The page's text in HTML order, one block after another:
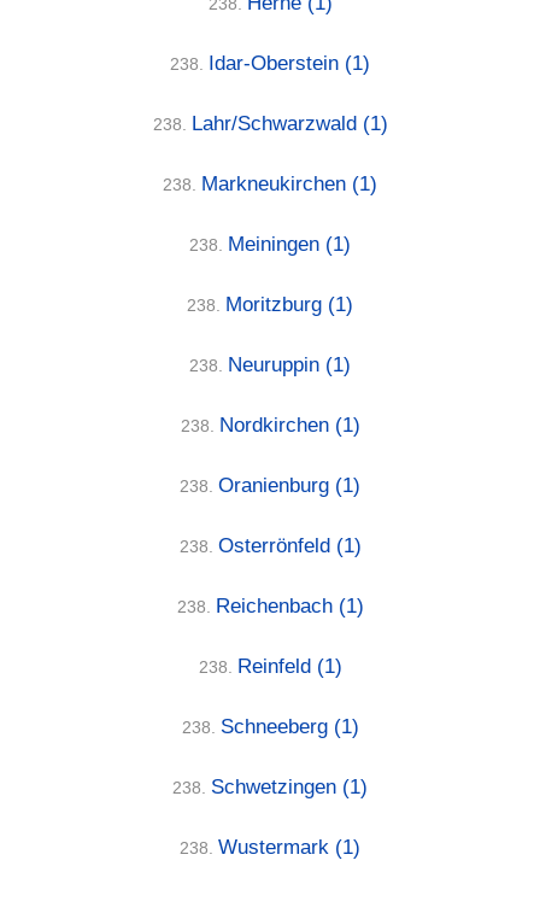
238.
238. Idar-Oberstein (1)
238. Lahr/Schwarzwald (1)
238. Markneukirchen (1)
238. Meiningen (1)
238. Moritzburg (1)
238. Neuruppin (1)
238. Nordkirchen (1)
238. Oranienburg (1)
238. Osterrönfeld (1)
238. Reichenbach (1)
238. Reinfeld (1)
238. Schneeberg (1)
238. Schwetzingen (1)
238. Wustermark (1)